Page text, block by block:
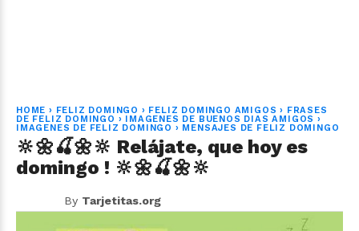
HOME › FELIZ DOMINGO › FELIZ DOMINGO AMIGOS › FRASES
DE FELIZ DOMINGO › IMAGENES DE BUENOS DIAS AMIGOS ›
IMAGENES DE FELIZ DOMINGO › MENSAJES DE FELIZ DOMINGO
🔆🌼🍒🌼🔆 Relájate, que hoy es
domingo ! 🔆🌼🍒🌼🔆
By Tarjetitas.org